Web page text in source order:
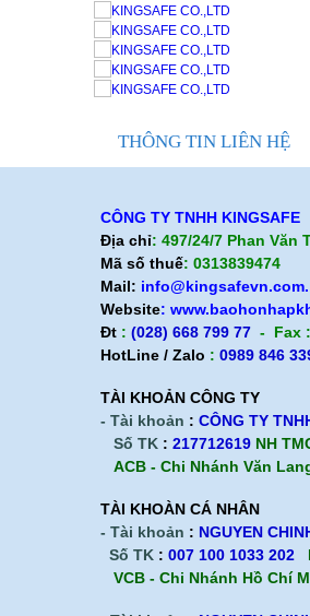
THÔNG TIN LIÊN HỆ
CÔNG TY TNHH KINGSAFE
Địa chỉ: 497/24/7 Phan Văn
Mã số thuế: 0313839474
Mail: info@kingsafevn.com.
Website:
Đt : (028) 668 799 77 - Fax
HotLine / Zalo : 0989 846
TÀI KHOẢN CÔNG TY
- Tài khoản : CÔNG TY
Số TK : 217712619 NH
ACB - Chi Nhánh Văn
TÀI KHOÀN CÁ NHÂN
- Tài khoản : NGUYEN
Số TK : 007 100 1033 202
VCB - Chi Nhánh Hồ Chí